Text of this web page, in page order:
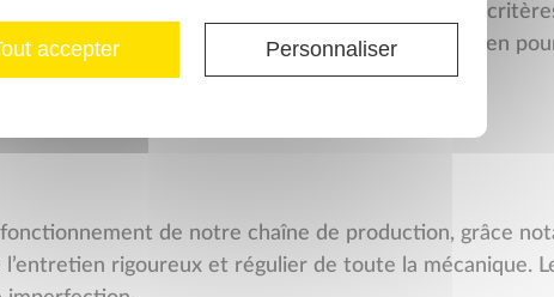
accepter Personnaliser
qu’ils correspondent parfaitement à tous les
Ces normes sont de véritables garanties, aussi bien
de notre chaîne de production, grâce
rigoureux et régulier de toute la mécanique.